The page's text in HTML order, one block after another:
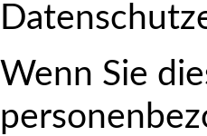
Wenn Sie